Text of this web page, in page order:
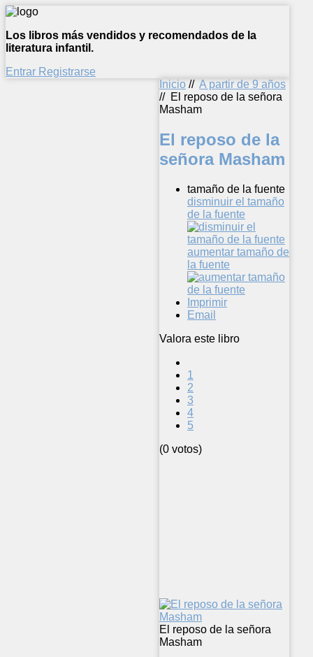
Los libros más vendidos y recomendados de la
literatura infantil.
Entrar Registrarse
Inicio // A partir de 9 años
// El reposo de la señora
Masham
El reposo de la
señora Masham
tamaño de la fuente
disminuir el tamaño
de la fuente
aumentar tamaño de
la fuente
Imprimir
Email
Valora este libro
1
2
3
4
5
(0 votos)
El reposo de la señora
Masham